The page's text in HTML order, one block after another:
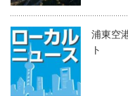
浦東空
ト